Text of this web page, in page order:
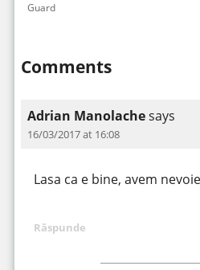
Guard
Comments
Adrian Manolachesays
16/03/2017 at 16:08
Lasa ca e bine, avem
Răspunde